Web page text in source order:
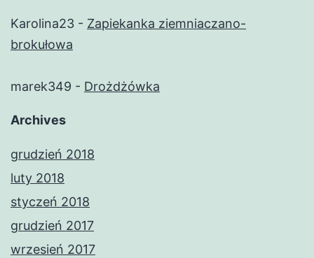
Karolina23 - Zapiekanka ziemniaczano-
brokułowa
marek349 - Drożdżówka
Archives
grudzień 2018
luty 2018
styczeń 2018
grudzień 2017
wrzesień 2017